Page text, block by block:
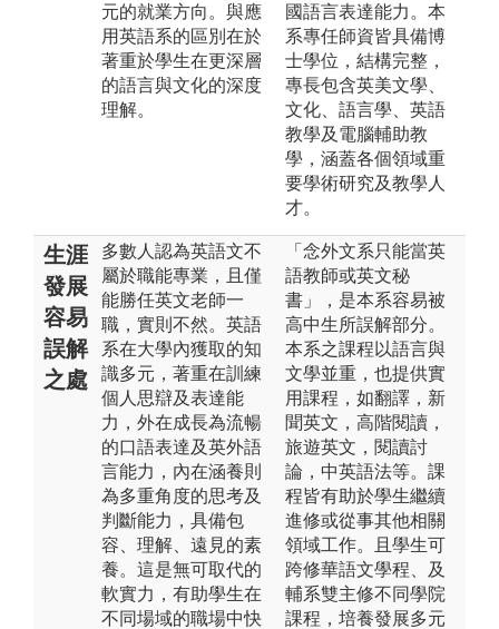
元的就業方向。與應
用英語系的區別在於
著重於學生在更深層
的語言與文化的深度
理解。
國語言表達能力。本
系專任師資皆具備博
士學位，結構完整，
專長包含英美文學、
文化、語言學、英語
教學及電腦輔助教
學，涵蓋各個領域重
要學術研究及教學人
才。
生涯
發展
容易
誤解
之處
多數人認為英語文不
屬於職能專業，且僅
能勝任英文老師一
職，實則不然。英語
系在大學內獲取的知
識多元，著重在訓練
個人思辯及表達能
力，外在成長為流暢
的口語表達及英外語
言能力，內在涵養則
為多重角度的思考及
判斷能力，具備包
容、理解、遠見的素
養。這是無可取代的
軟實力，有助學生在
不同場域的職場中快
「念外文系只能當英
語教師或英文秘
書」，是本系容易被
高中生所誤解部分。
本系之課程以語言與
文學並重，也提供實
用課程，如翻譯，新
聞英文，高階閱讀，
旅遊英文，閱讀討
論，中英語法等。課
程皆有助於學生繼續
進修或從事其他相關
領域工作。且學生可
跨修華語文學程、及
輔系雙主修不同學院
課程，培養發展多元